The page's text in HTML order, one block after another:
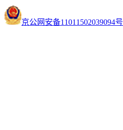
京公网安备11011502039094号